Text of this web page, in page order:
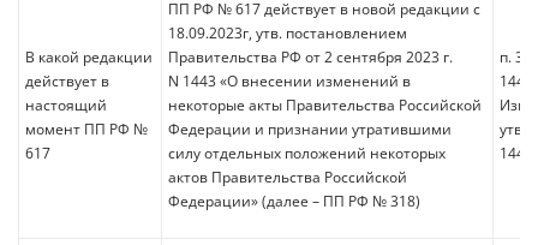
В какой редакции
действует в
настоящий
момент ПП РФ №
617
ПП РФ № 617 действует в новой редакции с
18.09.2023г, утв. постановлением
Правительства РФ от 2 сентября 2023 г.
N 1443 «О внесении изменений в
некоторые акты Правительства Российской
Федерации и признании утратившими
силу отдельных положений некоторых
актов Правительства Российской
Федерации» (далее – ПП РФ № 318)
п. 3
1443
утв.
1443